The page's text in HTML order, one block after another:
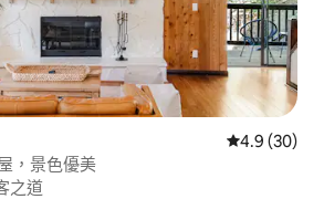
從 30 則評
4.9 (30)
，景色優美
之道